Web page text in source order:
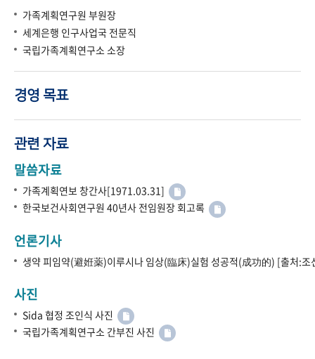
가족계획연구원 부원장
세계은행 인구사업국 전문직
국립가족계획연구소 소장
경영 목표
관련 자료
말씀자료
가족계획연보 창간사[1971.03.31]
한국보건사회연구원 40년사 전임원장 회고록
언론기사
생약 피임약(避姙薬)이루시나 임상(臨床)실험 성공적(成功的) [출처:
사진
Sida 협정 조인식 사진
국립가족계획연구소 간부진 사진